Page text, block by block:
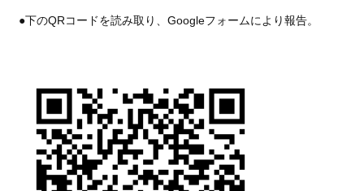
●下のQRコードを読み取り、Googleフォームにより報告。